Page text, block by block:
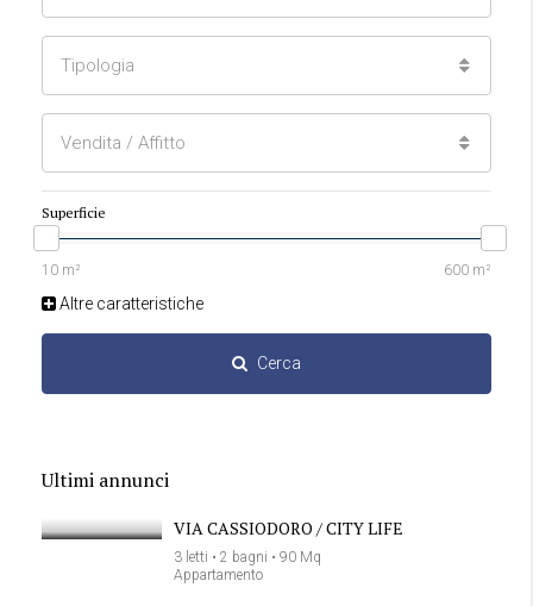
Tipologia
Vendita / Affitto
Superficie
Altre caratteristiche
Cerca
Ultimi annunci
VIA CASSIODORO / CITY LIFE
3 letti • 2 bagni • 90 Mq
Appartamento